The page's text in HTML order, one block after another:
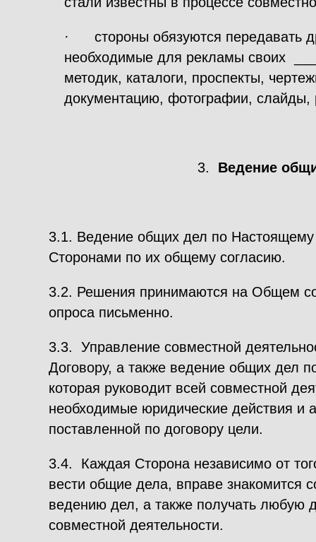
· стороны обязуются передавать
необходимые для рекламы своих
методик, каталоги, проспекты,
документацию, фотографии, слайды,
3. Ведение
3.1. Ведение общих дел по Настоящему
Сторонами по их общему согласию.
3.2. Решения принимаются на Общем
опроса письменно.
3.3. Управление совместной
Договору, а также ведение общих дел
которая руководит всей совместной
необходимые юридические действия и
поставленной по договору цели.
3.4. Каждая Сторона независимо от
вести общие дела, вправе знакомится
ведению дел, а также получать любую
совместной деятельности.